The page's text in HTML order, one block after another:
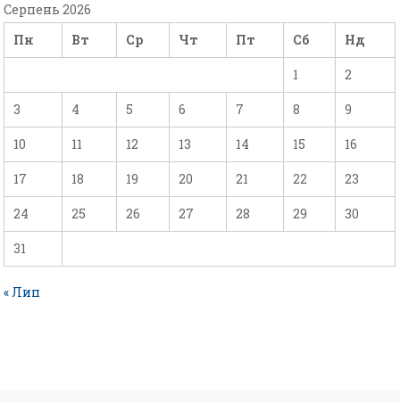
Серпень 2026
Пн
Вт Ср Чт Пт Сб Нд
1 2
3 4 5 6 7 8 9
10 11 12 13 14 15 16
17 18 19 20 21 22 23
24 25 26 27 28 29 30
31
« Лип